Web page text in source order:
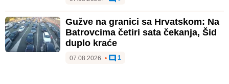
Gužve na granici sa Hrvatskom: Na
Batrovcima četiri sata čekanja, Šid
duplo kraće
07.08.2026. • 1